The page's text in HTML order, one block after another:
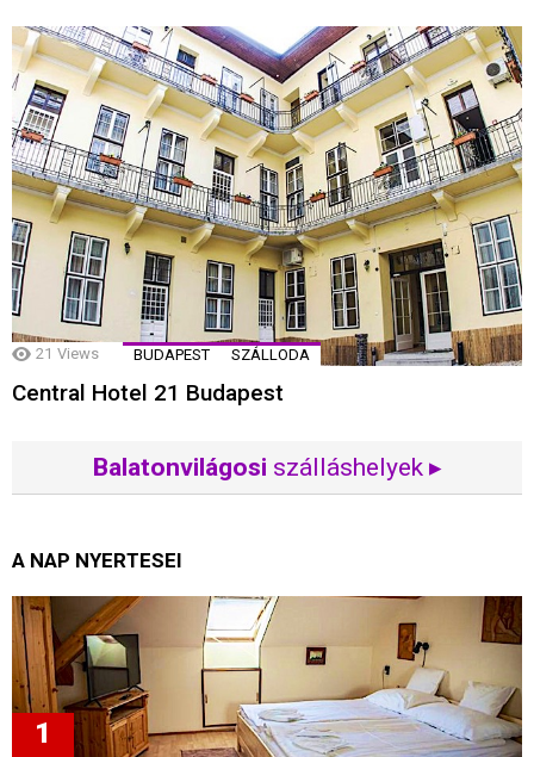
21 Views BUDAPEST SZÁLLODA
Central Hotel 21 Budapest
Balatonvilágosi szálláshelyek ▸
A NAP NYERTESEI